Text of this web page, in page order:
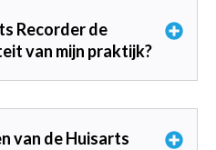
Recorder de
van mijn praktijk?
van de Huisarts